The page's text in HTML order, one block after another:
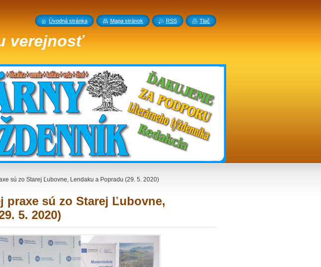
verejnosť
sú zo Starej Ľubovne, Lendaku a Popradu (29. 5. 2020)
praxe sú zo Starej Ľubovne,
5. 2020)
Úvodná stránka Mapa stránok RSS Tlač